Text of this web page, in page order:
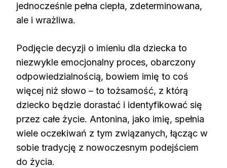
jednocześnie pełna ciepła, zdeterminowana,
ale i wrażliwa.
Podjęcie decyzji o imieniu dla dziecka to
niezwykle emocjonalny proces, obarczony
odpowiedzialnością, bowiem imię to coś
więcej niż słowo – to tożsamość, z którą
dziecko będzie dorastać i identyfikować się
przez całe życie. Antonina, jako imię, spełnia
wiele oczekiwań z tym związanych, łącząc w
sobie tradycję z nowoczesnym podejściem
do życia.